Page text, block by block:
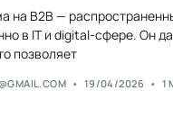
на B2B —
в IT и digital-сфере. Он
позволяет
19/04/2026 1